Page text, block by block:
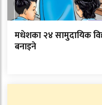
मधेशका २४ सामुदायिक
बनाइने